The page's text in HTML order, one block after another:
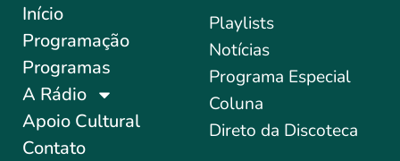
Início
Programação
Programas
A Rádio
Apoio Cultural
Contato
Playlists
Notícias
Programa Especial
Coluna
Direto da Discoteca